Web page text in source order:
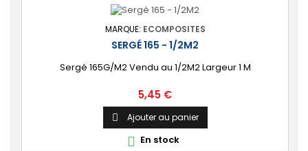
MARQUE: ECOMPOSITES
SERGÉ 165 - 1/2M2
Sergé 165G/M2 Vendu au 1/2M2 Largeur 1 M
Prix
5,45 €
 Ajouter au panier
 En stock